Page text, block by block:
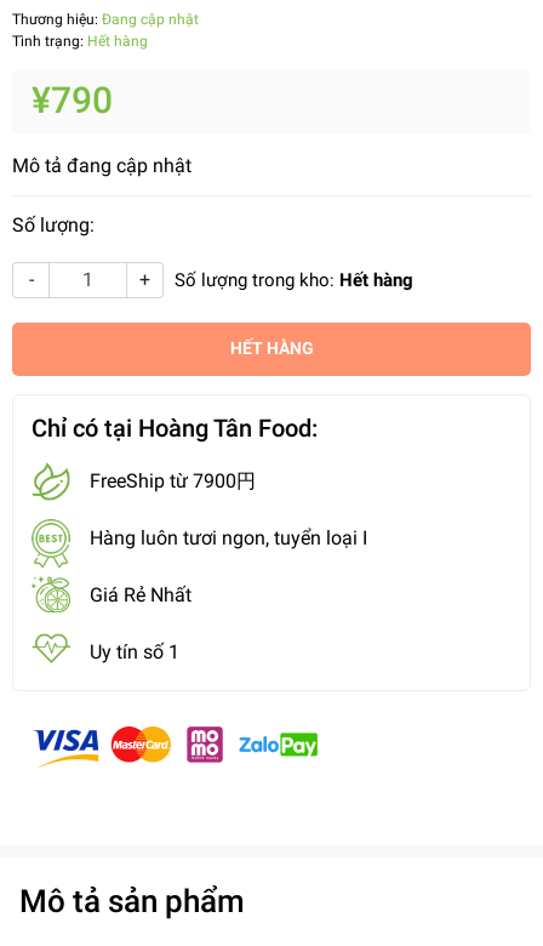
Thương hiệu: Đang cập nhật
Tình trạng: Hết hàng
¥790
Mô tả đang cập nhật
Số lượng:
- + Số lượng trong kho: Hết hàng
HẾT HÀNG
Chỉ có tại Hoàng Tân Food:
FreeShip từ 7900円
Hàng luôn tươi ngon, tuyển loại I
Giá Rẻ Nhất
Uy tín số 1
Mô tả sản phẩm